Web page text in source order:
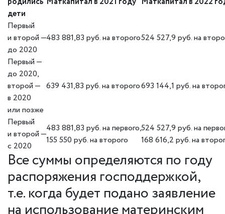
дети
Первый
и второй —
до 2020
483 881,83 руб. на второго524 527,9 руб. на
Первый —
до 2020,
второй —
в 2020
или позже
639 431,83 руб. на второго693 144,1 руб. на
Первый
и второй —
с 2020
483 881,83 руб. на первого,
155 550 руб. на второго
524 527,9 руб. на
168 616,2 руб. на
Все суммы определяются по году
распоряжения господдержкой,
т.е. когда будет подано заявление